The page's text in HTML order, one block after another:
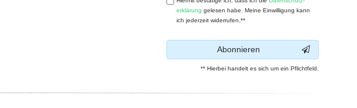
erklärung gelesen habe. Meine Einwilligung kann
ich jederzeit widerrufen.**
Abonnieren
** Hierbei handelt es sich um ein Pflichtfeld.